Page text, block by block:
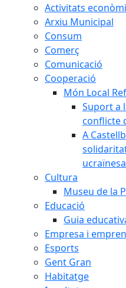
Activitats
Arxiu Municipal
Consum
Comerç
Comunicació
Cooperació
Món Local
Suport a
conflicte
A
ucraïnesa
Cultura
Museu de la
Educació
Guia
Empresa i
Esports
Gent Gran
Habitatge